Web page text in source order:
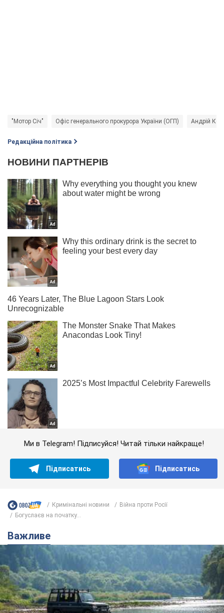
"Мотор Січ" Офіс генерального прокурора України (ОГП) Андрій
Редакційна політика
Ми в Telegram! Підписуйся! Читай тільки найкраще!
Підписатись Підписатись
Кримінальні новини
Війна проти Росії
Богуслаєв на початку...
Важливе